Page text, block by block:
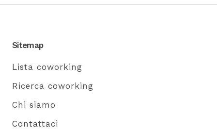
Sitemap
Lista coworking
Ricerca coworking
Chi siamo
Contattaci